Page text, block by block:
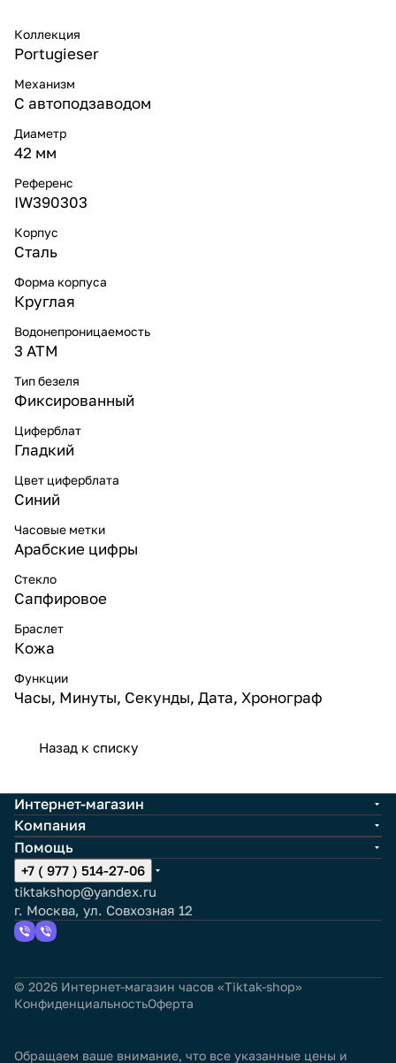
Коллекция
Portugieser
Механизм
С автоподзаводом
Диаметр
42 мм
Референс
IW390303
Корпус
Сталь
Форма корпуса
Круглая
Водонепроницаемость
3 ATM
Тип безеля
Фиксированный
Циферблат
Гладкий
Цвет циферблата
Синий
Часовые метки
Арабские цифры
Стекло
Сапфировое
Браслет
Кожа
Функции
Часы, Минуты, Секунды, Дата, Хронограф
Назад к списку
Интернет-магазин
Компания
Помощь
+7 ( 977 ) 514-27-06
tiktakshop@yandex.ru
г. Москва, ул. Совхозная 12
© 2026 Интернет-магазин часов «Tiktak-shop»
КонфиденциальностьОферта
Обращаем ваше внимание, что все указанные цены и